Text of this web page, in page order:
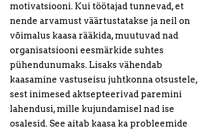
motivatsiooni. Kui töötajad tunnevad, et
nende arvamust väärtustatakse ja neil on
võimalus kaasa rääkida, muutuvad nad
organisatsiooni eesmärkide suhtes
pühendunumaks. Lisaks vähendab
kaasamine vastuseisu juhtkonna otsustele,
sest inimesed aktsepteerivad paremini
lahendusi, mille kujundamisel nad ise
osalesid. See aitab kaasa ka probleemide